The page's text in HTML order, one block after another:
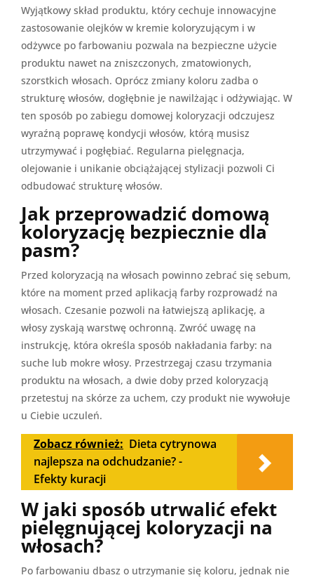
Wyjątkowy skład produktu, który cechuje innowacyjne
zastosowanie olejków w kremie koloryzującym i w
odżywce po farbowaniu pozwala na bezpieczne użycie
produktu nawet na zniszczonych, zmatowionych,
szorstkich włosach. Oprócz zmiany koloru zadba o
strukturę włosów, dogłębnie je nawilżając i odżywiając. W
ten sposób po zabiegu domowej koloryzacji odczujesz
wyraźną poprawę kondycji włosów, którą musisz
utrzymywać i pogłębiać. Regularna pielęgnacja,
olejowanie i unikanie obciążającej stylizacji pozwoli Ci
odbudować strukturę włosów.
Jak przeprowadzić domową
koloryzację bezpiecznie dla
pasm?
Przed koloryzacją na włosach powinno zebrać się sebum,
które na moment przed aplikacją farby rozprowadź na
włosach. Czesanie pozwoli na łatwiejszą aplikację, a
włosy zyskają warstwę ochronną. Zwróć uwagę na
instrukcję, która określa sposób nakładania farby: na
suche lub mokre włosy. Przestrzegaj czasu trzymania
produktu na włosach, a dwie doby przed koloryzacją
przetestuj na skórze za uchem, czy produkt nie wywołuje
u Ciebie uczuleń.
Zobacz również: Dieta cytrynowa
najlepsza na odchudzanie? -
Efekty kuracji
W jaki sposób utrwalić efekt
pielęgnującej koloryzacji na
włosach?
Po farbowaniu dbasz o utrzymanie się koloru, jednak nie